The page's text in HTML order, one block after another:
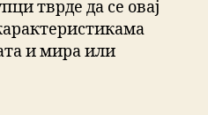
тврде да се овај
и мира или